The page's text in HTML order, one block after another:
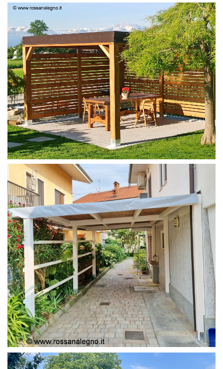
PERGOLA 4X4
PERGOLA COPERTURA MOBILE